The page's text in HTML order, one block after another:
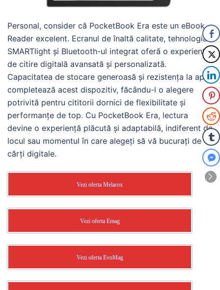
Personal, consider că PocketBook Era este un eBook
Reader excelent. Ecranul de înaltă calitate, tehnologia
SMARTlight și Bluetooth-ul integrat oferă o experiență
de citire digitală avansată și personalizată.
Capacitatea de stocare generoasă și rezistența la apă
completează acest dispozitiv, făcându-l o alegere
potrivită pentru cititorii dornici de flexibilitate și
performanțe de top. Cu PocketBook Era, lectura
devine o experiență plăcută și adaptabilă, indiferent de
locul sau momentul în care alegeți să vă bucurați de
cărți digitale.
Vezi oferta Melarox
Vezi oferta Emag
Vezi oferta EvoMag